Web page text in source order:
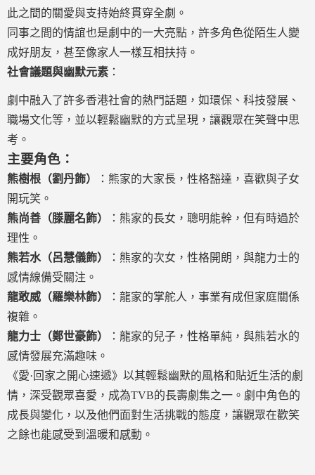
此之間的關愛與支持始終貫穿全劇。
同事之間的情誼也是劇中的一大亮點，許多角色從陌生人變
成好朋友，甚至像家人一樣互相扶持。
社會議題與幽默元素 ：
劇中融入了許多香港社會的熱門話題，如環保、科技發展、
職場文化等，並以輕鬆幽默的方式呈現，讓觀眾在笑聲中思
考。
主要角色：
熊樹根（劉丹飾）
：熊家的大家長，性格豁達，喜歡與子女
開玩笑。
熊尚善（滕麗名飾）
：熊家的長女，聰明能幹，但有時過於
理性。
熊若水（呂慧儀飾）
：熊家的次女，性格開朗，與龍力士的
感情線備受關注。
龍敢威（羅樂林飾）
：龍家的掌舵人，事業有成但家庭關係
複雜。
龍力士（鄭世豪飾）
：龍家的兒子，性格單純，與熊若水的
感情發展充滿趣味。
《愛·回家之開心速遞》以其輕鬆幽默的風格和貼近生活的劇
情，深受觀眾喜愛，成為TVB的長壽劇集之一。劇中角色的
成長與變化，以及他們面對生活挑戰的態度，讓觀眾在歡笑
之餘也能感受到溫暖和感動。